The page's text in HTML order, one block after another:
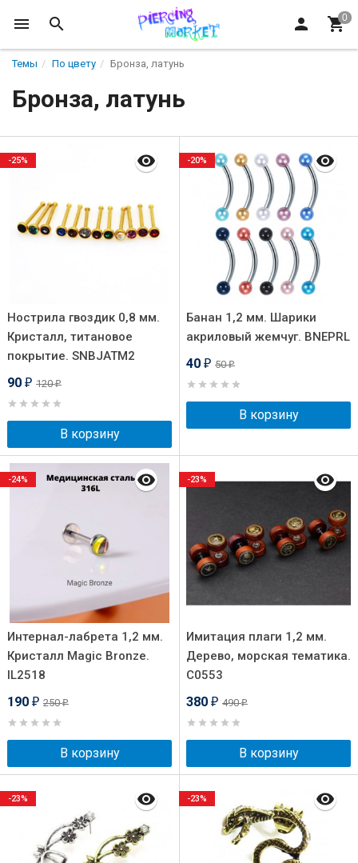
Темы По цвету Бронза, латунь
Бронза, латунь
Нострила гвоздик 0,8 мм.
Кристалл, титановое
покрытие. SNBJATM2
90 ₽ 120₽
В корзину
-25%
Банан 1,2 мм. Шарики
акриловый жемчуг. BNEPRL
40 ₽ 50₽
В корзину
-20%
Интернал-лабрета 1,2 мм.
Кристалл Magic Bronze.
IL2518
190 ₽ 250₽
В корзину
-24%
Имитация плаги 1,2 мм.
Дерево, морская тематика.
C0553
380 ₽ 490₽
В корзину
-23%
-23% -23%